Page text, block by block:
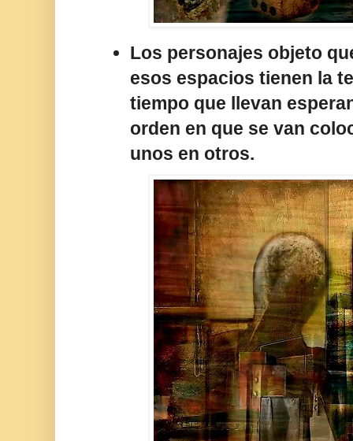
Los personajes objeto
esos espacios tienen la
tiempo que llevan
orden en que se van
unos en otros.